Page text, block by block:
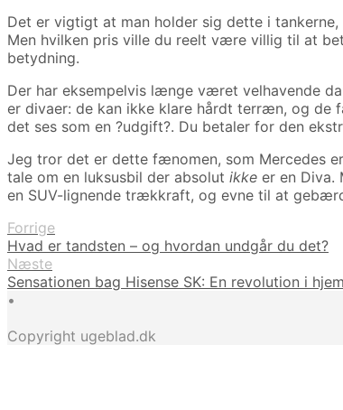
Det er vigtigt at man holder sig dette i
Men hvilken pris ville du reelt være villig til at
betydning.
Der har eksempelvis længe været velhavende
er divaer: de kan ikke klare hårdt terræn, og de
det ses som en ?udgift?. Du betaler for den
Jeg tror det er dette fænomen, som Mercedes
tale om en luksusbil der absolut ikke er en Diva.
en SUV-lignende trækkraft, og evne til at
Forrige
Hvad er tandsten – og hvordan undgår du det?
Næste
Sensationen bag Hisense SK: En revolution i
•
Copyright ugeblad.dk